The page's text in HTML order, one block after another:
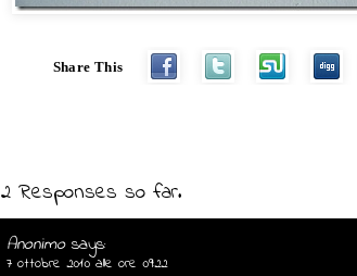
Share This
2 Responses so far.
Anonimosays:
7 ottobre 2010 alle ore 09:22